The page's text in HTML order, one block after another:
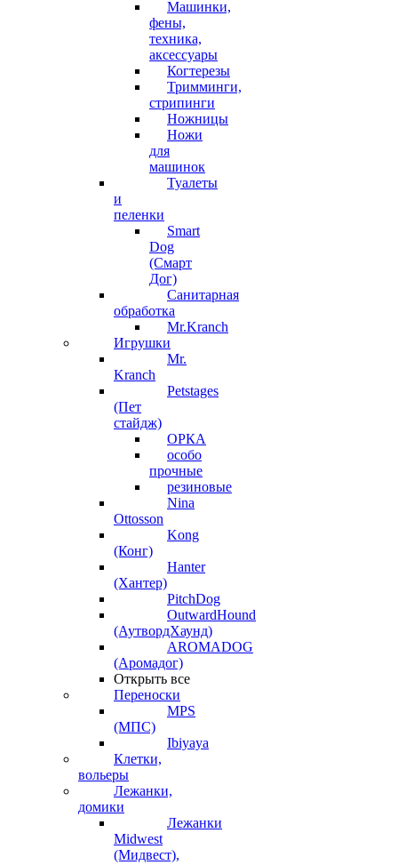
Машинки,
фены,
техника,
аксессуары
Когтерезы
Тримминги,
стрипинги
Ножницы
Ножи
для
машинок
Туалеты
и
пеленки
Smart
Dog
(Смарт
Дог)
Санитарная
обработка
Mr.Kranch
Игрушки
Mr.
Kranch
Petstages
(Пет
стайдж)
ОРКА
особо
прочные
резиновые
Nina
Ottosson
Kong
(Конг)
Hanter
(Хантер)
PitchDog
OutwardHound
(АутвордХаунд)
AROMADOG
(Аромадог)
Открыть все
Переноски
MPS
(МПС)
Ibiyaya
Клетки,
вольеры
Лежанки,
домики
Лежанки
Midwest
(Мидвест),